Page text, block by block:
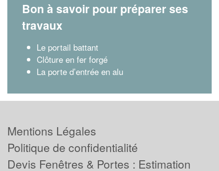
Bon à savoir pour préparer ses
travaux
Le portail battant
Clôture en fer forgé
La porte d’entrée en alu
Mentions Légales
Politique de confidentialité
Devis Fenêtres & Portes : Estimation